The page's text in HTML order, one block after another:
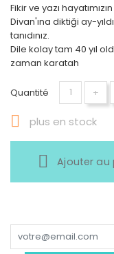
Fikir ve yazı
Divan'ına diktiği ay-
tanıdınız.
Dile kolay tam 40 yıl
zaman karatah
Quantité +
 plus en stock
Ajouter au